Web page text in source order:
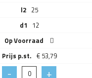
l2 25
d1 12
Op Voorraad
€53,79